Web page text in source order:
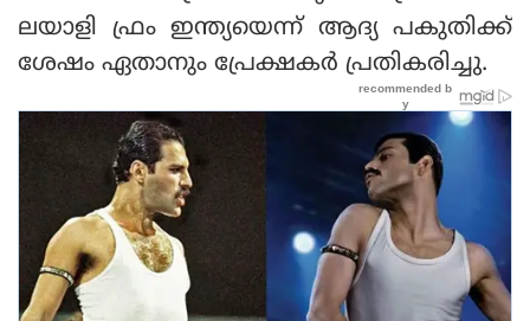
ലയാളി ഫ്രം ഇന്ത്യയെന്ന് ആദ്യ പകുതിക്ക്
ശേഷം ഏതാനും പ്രേക്ഷകര്‍ പ്രതികരിച്ചു.